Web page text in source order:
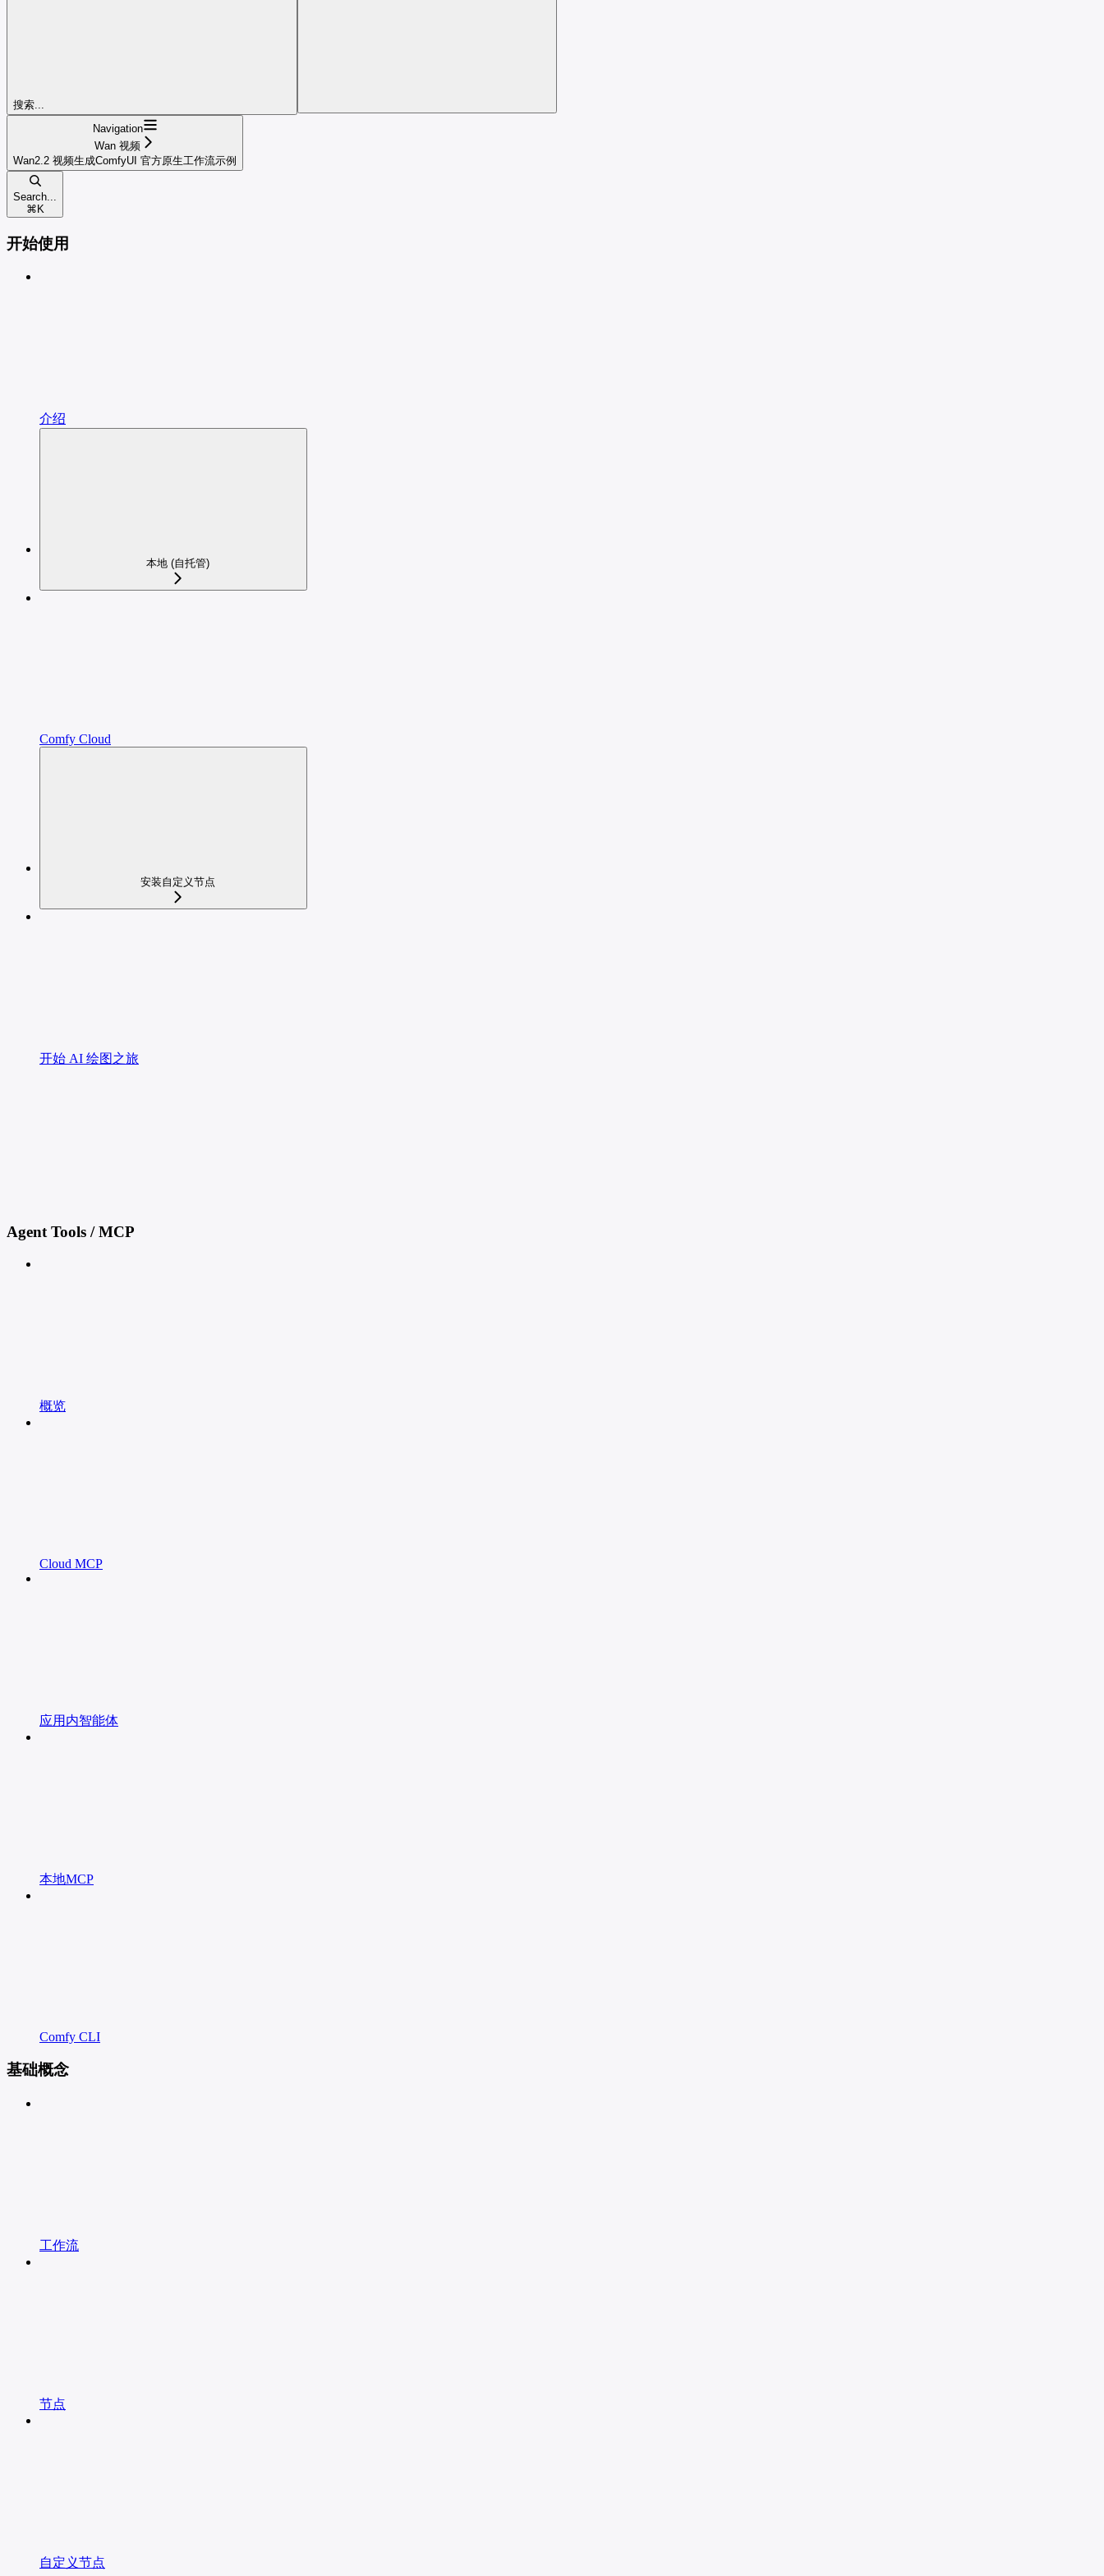
搜索...
Navigation
Wan 视频
Wan2.2 视频生成ComfyUI 官方原生工作流示例
Search...
⌘ K
开始使用
介绍
本地 (自托管)
Comfy Cloud
安装自定义节点
开始 AI 绘图之旅
Agent Tools / MCP
概览
Cloud MCP
应用内智能体
本地MCP
Comfy CLI
基础概念
工作流
节点
自定义节点